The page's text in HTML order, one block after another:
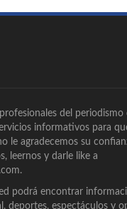
del periodismo
informativos para
le agradecemos su
leernos y darle like a
podrá encontrar
deportes, espectáculos y